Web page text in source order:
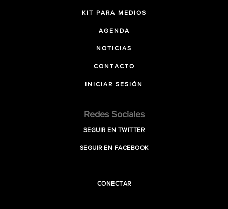
KIT PARA MEDIOS
AGENDA
NOTICIAS
CONTACTO
INICIAR SESIÓN
Redes Sociales
SEGUIR EN TWITTER
SEGUIR EN FACEBOOK
CONECTAR